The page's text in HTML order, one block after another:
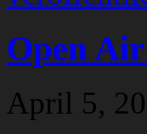
Open
April 5,